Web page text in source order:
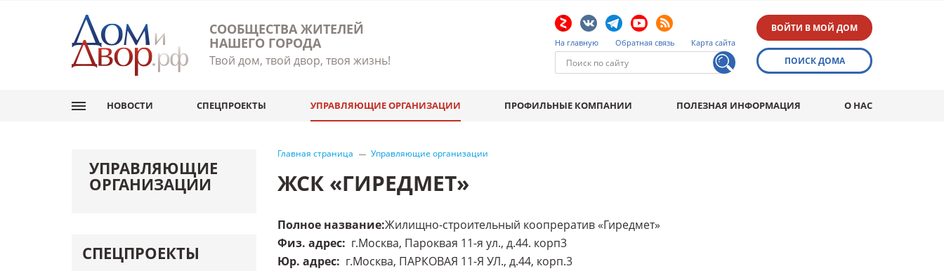
СООБЩЕСТВА ЖИТЕЛЕЙ
НАШЕГО ГОРОДА
Твой дом, твой двор, твоя жизнь!
На главную Обратная связь Карта сайта
ВОЙТИ В МОЙ ДОМ
ПОИСК ДОМА
НОВОСТИ СПЕЦПРОЕКТЫ УПРАВЛЯЮЩИЕ ОРГАНИЗАЦИИ ПРОФИЛЬНЫЕ КОМПАНИИ ПОЛЕЗНАЯ ИНФОРМАЦИЯ О НАС
Главная страница Управляющие организации
ЖСК «ГИРЕДМЕТ»
Полное название:Жилищно-строительный коопрератив «Гиредмет»
Физ. адрес: г.Москва, Пароквая 11-я ул., д.44. корп3
Юр. адрес: г.Москва, ПАРКОВАЯ 11-Я УЛ., д.44, корп.3
УПРАВЛЯЮЩИЕ
ОРГАНИЗАЦИИ
СПЕЦПРОЕКТЫ